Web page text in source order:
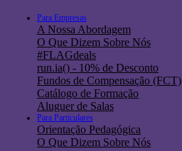
Para Empresas
A Nossa Abordagem
O Que Dizem Sobre Nós
#FLAGdeals
run.ia() - 10% de Desconto
Fundos de Compensação (FCT)
Catálogo de Formação
Aluguer de Salas
Para Particulares
Orientação Pedagógica
O Que Dizem Sobre Nós